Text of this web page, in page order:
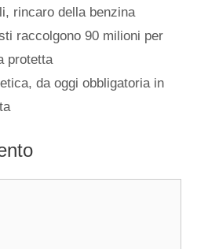
, rincaro della benzina
raccolgono 90 milioni per
protetta
da oggi obbligatoria in